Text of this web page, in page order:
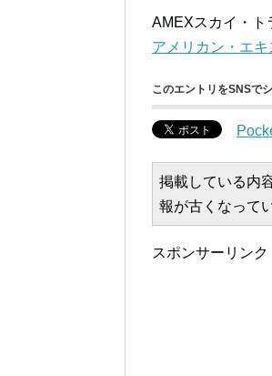
AMEXスカイ・ト
アメリカン・エ
このエントリをSNSで
掲載している内
報が古くなって
スポンサーリンク